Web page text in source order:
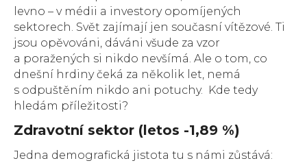
levno – v médii a investory opomíjených
sektorech. Svět zajímají jen současní vítězové. Ti
jsou opěvováni, dáváni všude za vzor
a poražených si nikdo nevšímá. Ale o tom, co
dnešní hrdiny čeká za několik let, nemá
s odpuštěním nikdo ani potuchy. Kde tedy
hledám příležitosti?
Zdravotní sektor (letos -1,89 %)
Jedna demografická jistota tu s námi zůstává: